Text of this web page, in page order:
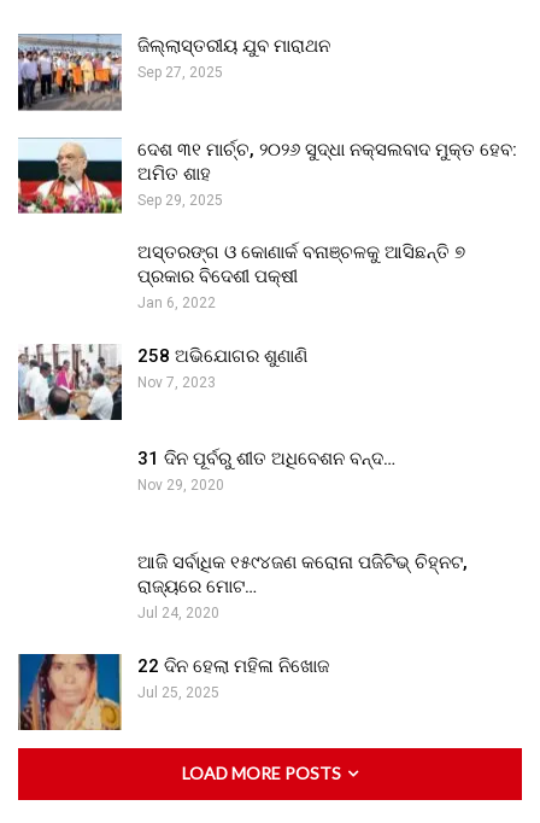
ଜିଲ୍ଲାସ୍ତରୀୟ ଯୁବ ମାରାଥନ
Sep 27, 2025
ଦେଶ ୩୧ ମାର୍ଚ୍ଚ, ୨୦୨୬ ସୁଦ୍ଧା ନକ୍ସଲବାଦ ମୁକ୍ତ ହେବ:
ଅମିତ ଶାହ
Sep 29, 2025
ଅସ୍ତରଙ୍ଗ ଓ କୋଣାର୍କ ବନାଞ୍ଚଳକୁ ଆସିଛନ୍ତି ୭
ପ୍ରକାର ବିଦେଶୀ ପକ୍ଷୀ
Jan 6, 2022
258 ଅଭିଯୋଗର ଶୁଣାଣି
Nov 7, 2023
31 ଦିନ ପୂର୍ବରୁ ଶୀତ ଅଧିବେଶନ ବନ୍ଦ…
Nov 29, 2020
ଆଜି ସର୍ବାଧିକ ୧୫୯୪ଜଣ କରୋନା ପଜିଟିଭ୍ ଚିହ୍ନଟ,
ରାଜ୍ୟରେ ମୋଟ…
Jul 24, 2020
22 ଦିନ ହେଲା ମହିଳା ନିଖୋଜ
Jul 25, 2025
LOAD MORE POSTS